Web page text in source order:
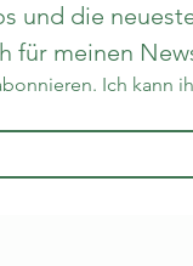
und die
für meinen
Ich kann